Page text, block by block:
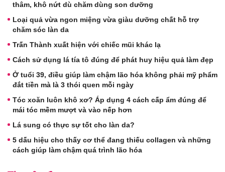
thâm, khô nứt dù chăm dùng son dưỡng
Loại quả vừa ngon miệng vừa giàu dưỡng chất hỗ trợ
chăm sóc làn da
Trấn Thành xuất hiện với chiếc mũi khác lạ
Cách sử dụng lá tía tô đúng để phát huy hiệu quả làm đẹp
Ở tuổi 39, điều giúp làm chậm lão hóa không phải mỹ phẩm
đắt tiền mà là 3 thói quen mỗi ngày
Tóc xoăn luôn khô xơ? Áp dụng 4 cách cấp ẩm đúng để
mái tóc mềm mượt và vào nếp hơn
Lá sung có thực sự tốt cho làn da?
5 dấu hiệu cho thấy cơ thể đang thiếu collagen và những
cách giúp làm chậm quá trình lão hóa